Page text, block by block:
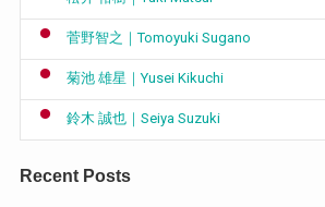
菅野智之｜Tomoyuki Sugano
菊池 雄星｜Yusei Kikuchi
鈴木 誠也｜Seiya Suzuki
Recent Posts